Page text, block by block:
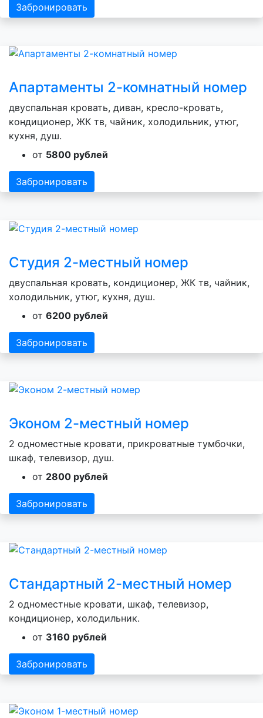
Забронировать
Апартаменты 2-комнатный номер
двуспальная кровать, диван, кресло-кровать,
кондиционер, ЖК тв, чайник, холодильник, утюг,
кухня, душ.
от 5800 рублей
Забронировать
Студия 2-местный номер
двуспальная кровать, кондиционер, ЖК тв, чайник,
холодильник, утюг, кухня, душ.
от 6200 рублей
Забронировать
Эконом 2-местный номер
2 одноместные кровати, прикроватные тумбочки,
шкаф, телевизор, душ.
от 2800 рублей
Забронировать
Стандартный 2-местный номер
2 одноместные кровати, шкаф, телевизор,
кондиционер, холодильник.
от 3160 рублей
Забронировать